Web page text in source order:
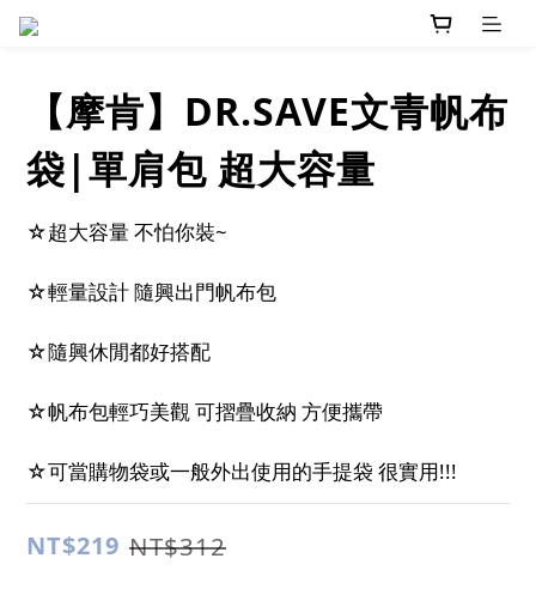
【摩肯】DR.SAVE文青帆布
袋|單肩包 超大容量
☆超大容量 不怕你裝~
☆輕量設計 隨興出門帆布包
☆隨興休閒都好搭配
☆帆布包輕巧美觀 可摺疊收納 方便攜帶
☆可當購物袋或一般外出使用的手提袋 很實用!!!
NT$219 NT$312